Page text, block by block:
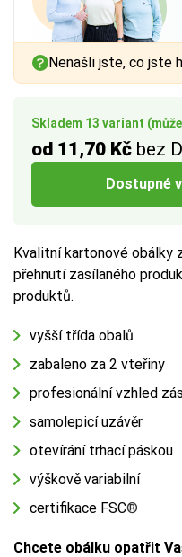
Skladem 13 variant
od 11,70 Kč bez
Dostupné
Kvalitní kartonové obálky
přehnutí zasílaného
produktů.
vyšší třída obalů
zabaleno za 2 vteřiny
profesionální vzhled
samolepicí uzávěr
otevírání trhací páskou
výškově variabilní
certifikace FSC®
Chcete obálku opatřit
Nenašli jste, co jste